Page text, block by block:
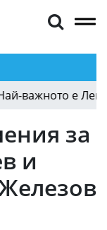
е Левски
за
и